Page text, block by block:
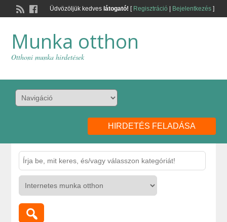
Üdvözöljük kedves látogató! [ Regisztráció Bejelentkezés]
Munka otthon
Otthoni munka hirdetések
HIRDETÉS FELADÁSA